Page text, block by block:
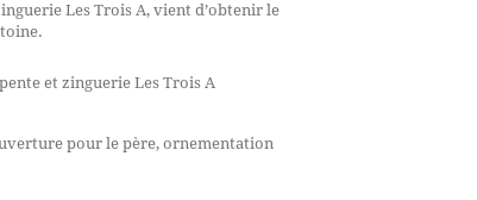
Les Trois A, vient d’obtenir le
et zinguerie Les Trois A
pour le père, ornementation